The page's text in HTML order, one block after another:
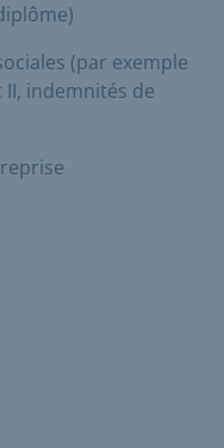
(par exemple
indemnités de